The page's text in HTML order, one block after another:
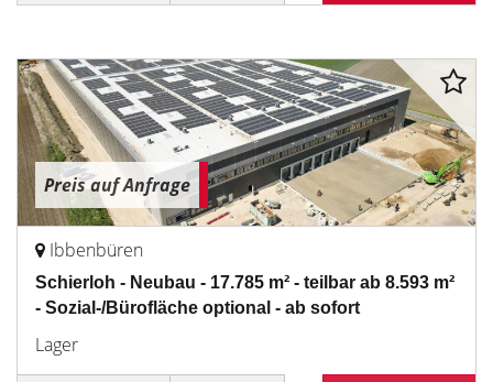
Preis auf Anfrage
Ibbenbüren
Schierloh - Neubau - 17.785 m² - teilbar ab 8.593 m²
- Sozial-/Bürofläche optional - ab sofort
Lager